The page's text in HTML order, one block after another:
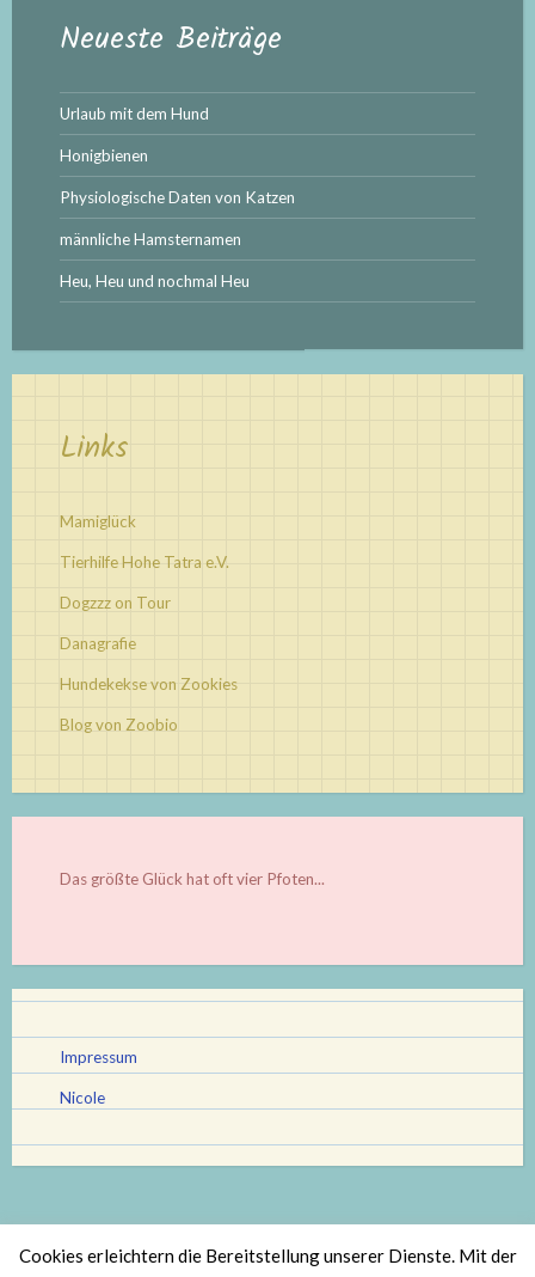
Neueste Beiträge
Urlaub mit dem Hund
Honigbienen
Physiologische Daten von Katzen
männliche Hamsternamen
Heu, Heu und nochmal Heu
Links
Mamiglück
Tierhilfe Hohe Tatra e.V.
Dogzzz on Tour
Danagrafie
Hundekekse von Zookies
Blog von Zoobio
Das größte Glück hat oft vier Pfoten...
Impressum
Nicole
Cookies erleichtern die Bereitstellung unserer Dienste. Mit der